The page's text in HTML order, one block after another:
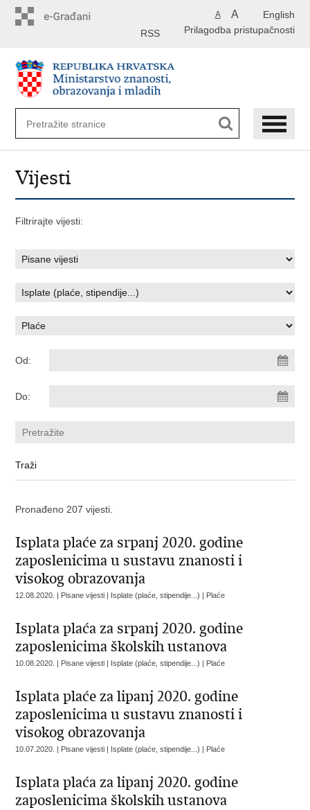
English
A A
Prilagodba pristupačnosti
RSS
Vijesti
Filtrirajte vijesti:
Od:
Do:
Pronađeno 207 vijesti.
Isplata plaće za srpanj 2020. godine
zaposlenicima u sustavu znanosti i
visokog obrazovanja
12.08.2020. | Pisane vijesti | Isplate (plaće, stipendije...) | Plaće
Isplata plaća za srpanj 2020. godine
zaposlenicima školskih ustanova
10.08.2020. | Pisane vijesti | Isplate (plaće, stipendije...) | Plaće
Isplata plaće za lipanj 2020. godine
zaposlenicima u sustavu znanosti i
visokog obrazovanja
10.07.2020. | Pisane vijesti | Isplate (plaće, stipendije...) | Plaće
Isplata plaća za lipanj 2020. godine
zaposlenicima školskih ustanova